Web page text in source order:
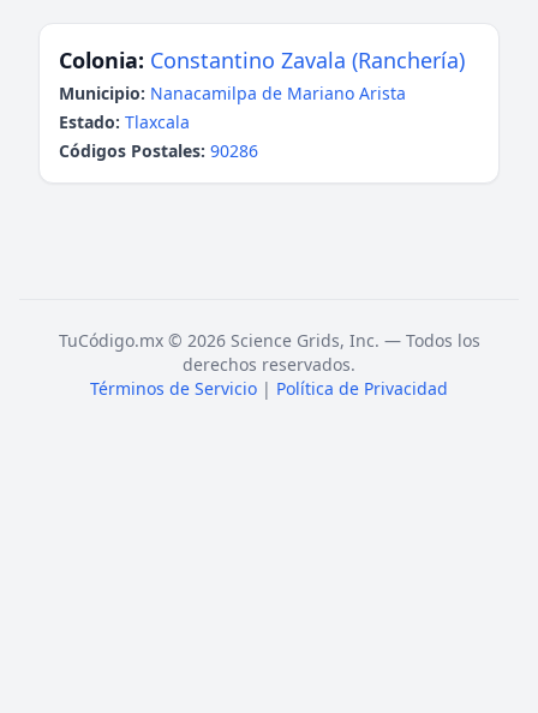
Colonia: Constantino Zavala (Ranchería)
Municipio: Nanacamilpa de Mariano Arista
Estado: Tlaxcala
Códigos Postales: 90286
TuCódigo.mx © 2026 Science Grids, Inc. — Todos los
derechos reservados.
Términos de Servicio | Política de Privacidad